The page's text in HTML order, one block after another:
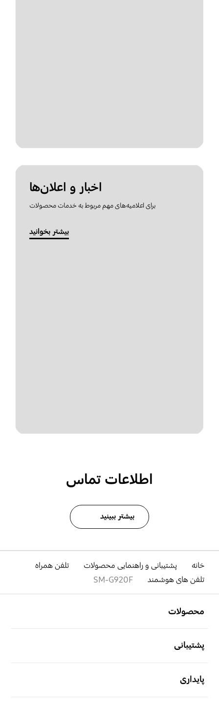
اخبار و اعلان‌ها
برای اعلامیه‌های مهم مربوط به خدمات محصولات
بیشتر بخوانید
اطلاعات تماس
بیشتر ببینید
خانه پشتیبانی و راهنمایی محصولات
تلفن همراه
تلفن های هوشمند
SM-G920F
محصولات
پشتیبانی
پایداری